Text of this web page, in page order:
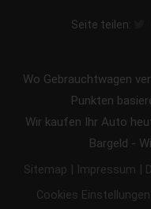
Seite teilen:
Wo Gebrauchtwagen
Punkten
Wir kaufen Ihr Auto
Bargeld -
Sitemap | Impressum |
Cookies Einstellungen